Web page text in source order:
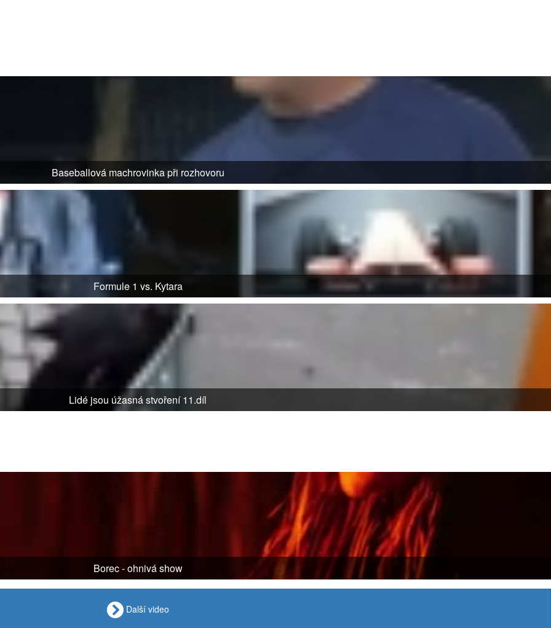
Baseballová machrovinka při rozhovoru
Formule 1 vs. Kytara
Lidé jsou úžasná stvoření 11.díl
Borec - ohnivá show
Další video